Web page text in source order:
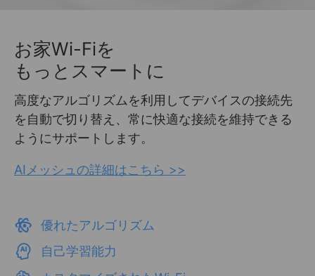
お家Wi-Fiを
もっとスマートに
高度なアルゴリズムを利用してデバイスの接続先
を自動で切り替え、常に快適な接続を維持できる
ようにサポートします。
AIメッシュの詳細はこちら >>
優れたアルゴリズム
自己学習能力